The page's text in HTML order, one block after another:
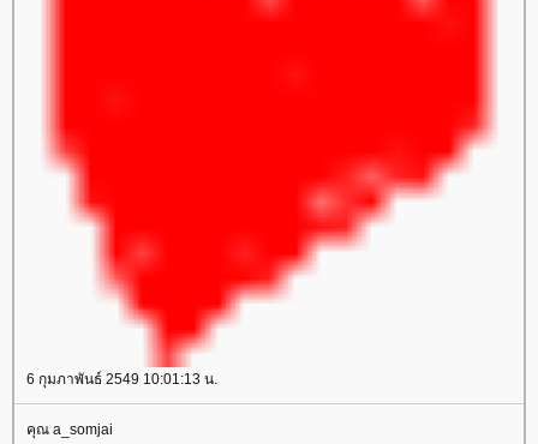
6 กุมภาพันธ์ 2549 10:01:13 น.
คุณ a_somjai